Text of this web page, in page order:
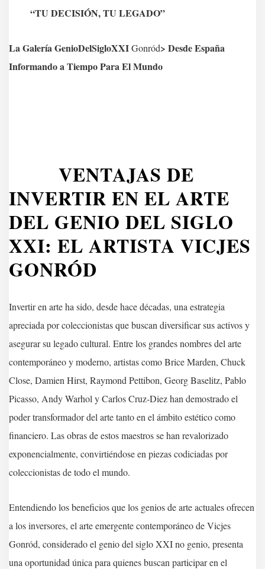
“TU DECISIÓN, TU LEGADO”
La Galería GenioDelSigloXXIGonród> Desde España
Informando a Tiempo Para El Mundo
VENTAJAS DE
INVERTIR EN EL ARTE
DEL GENIO DEL SIGLO
XXI: EL ARTISTA VICJES
GONRÓD
Invertir en arte ha sido, desde hace décadas, una estrategia
apreciada por coleccionistas que buscan diversificar sus activos y
asegurar su legado cultural. Entre los grandes nombres del arte
contemporáneo y moderno, artistas como Brice Marden, Chuck
Close, Damien Hirst, Raymond Pettibon, Georg Baselitz, Pablo
Picasso, Andy Warhol y Carlos Cruz-Diez han demostrado el
poder transformador del arte tanto en el ámbito estético como
financiero. Las obras de estos maestros se han revalorizado
exponencialmente, convirtiéndose en piezas codiciadas por
coleccionistas de todo el mundo.
Entendiendo los beneficios que los genios de arte actuales ofrecen
a los inversores, el arte emergente contemporáneo de Vicjes
Gonród, considerado el genio del siglo XXI no genio, presenta
una oportunidad única para quienes buscan participar en el